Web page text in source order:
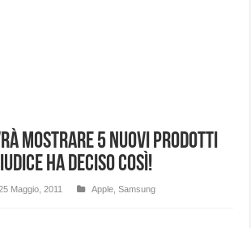
mostrare 5 nuovi prodotti
ha deciso così!
Maggio, 2011 Apple ,Samsung